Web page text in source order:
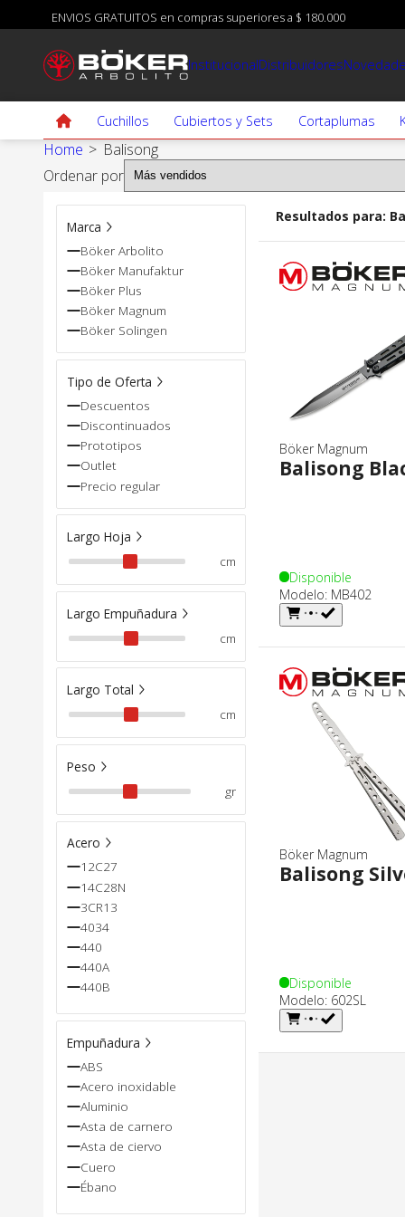
ENVIOS GRATUITOS en compras superiores a $ 180.000
InstitucionalDistribuidores
Cuchillos
Carniceros
Gastronómicos
Sets gastronómicos
Cuchillos criollos
Hojas Arbolito
Hojas defensa
Cubiertos y Sets Cortaplumas
Home > Balisong
Ordenar por
Marca
Böker Arbolito
Böker Manufaktur
Böker Plus
Böker Magnum
Böker Solingen
Tipo de Oferta
Descuentos
Discontinuados
Prototipos
Outlet
Precio regular
Largo Hoja
cm
Largo Empuñadura
cm
Largo Total
cm
Peso
gr
Acero
12C27
14C28N
3CR13
4034
440
440A
440B
498
5CR15MOV
7CR17MOV
8Cr13MoV
ACX390
AISI 420
Al Carbono
AUS-8
C75
Empuñadura
ABS
Acero inoxidable
Aluminio
Asta de carnero
Asta de ciervo
Cuero
Ébano
Resultados para:
Böker Magnum
Balisong
Disponible
Modelo: MB402
Böker Magnum
Balisong
Disponible
Modelo: 602SL